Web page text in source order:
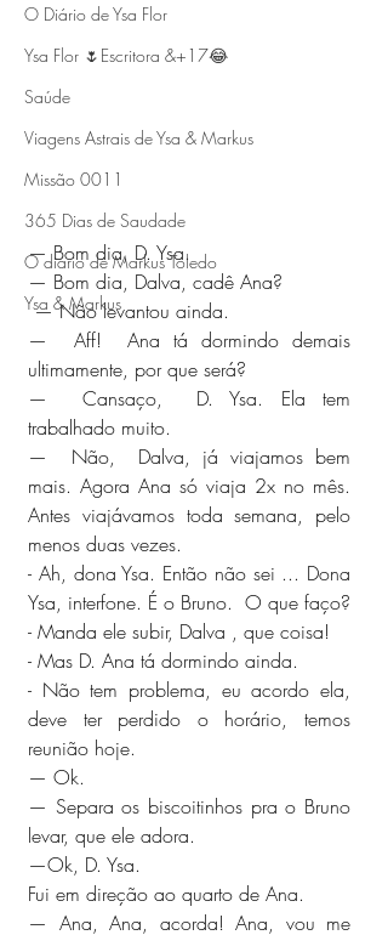
O Diário de Ysa Flor
Ysa Flor 🌷Escritora &+17😂
Saúde
Viagens Astrais de Ysa & Markus
Missão 0011
365 Dias de Saudade
O diario de Markus Toledo
Ysa & Markus
— Bom dia, D. Ysa.
— Bom dia, Dalva, cadê Ana?
— Não levantou ainda.
—  Aff!  Ana tá dormindo demais
ultimamente, por que será?
—  Cansaço,  D. Ysa. Ela tem
trabalhado muito.
—  Não,  Dalva, já viajamos bem
mais. Agora Ana só viaja 2x no mês.
Antes viajávamos toda semana, pelo
menos duas vezes.
- Ah, dona Ysa. Então não sei ... Dona
Ysa, interfone. É o Bruno.  O que faço?
- Manda ele subir, Dalva , que coisa!
- Mas D. Ana tá dormindo ainda.
- Não tem problema, eu acordo ela,
deve ter perdido o horário, temos
reunião hoje.
— Ok.
— Separa os biscoitinhos pra o Bruno
levar, que ele adora.
—Ok, D. Ysa.
Fui em direção ao quarto de Ana.
— Ana, Ana, acorda! Ana, vou me